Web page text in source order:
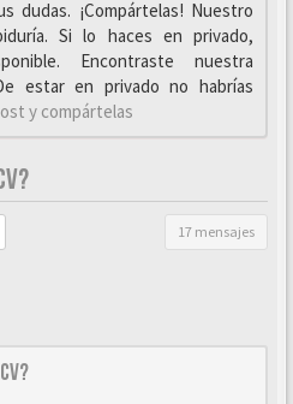
dudas. ¡Compártelas! Nuestro
Si lo haces en privado,
Encontraste nuestra
estar en privado no habrías
y compártelas
17 mensajes